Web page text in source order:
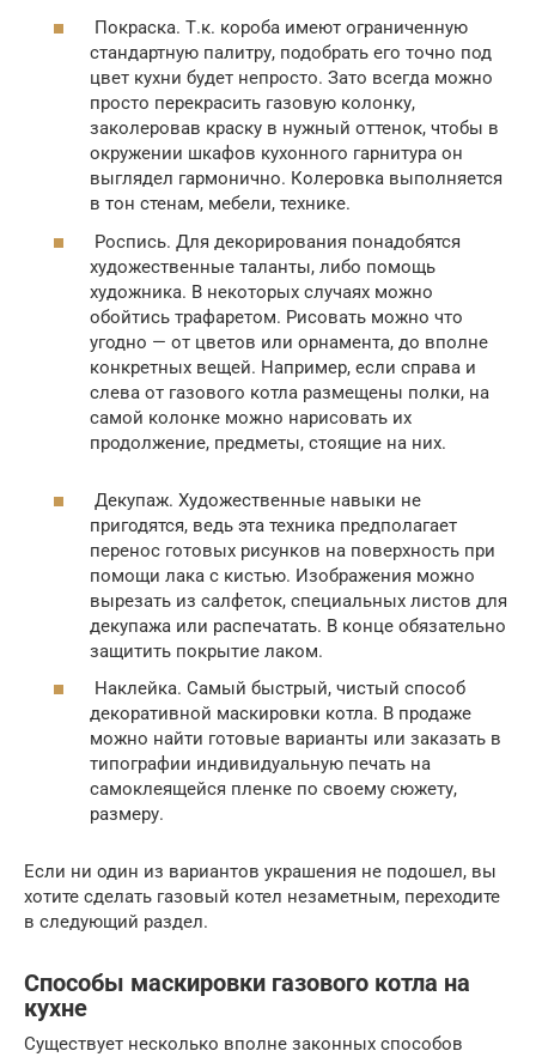
Покраска. Т.к. короба имеют ограниченную
стандартную палитру, подобрать его точно под
цвет кухни будет непросто. Зато всегда можно
просто перекрасить газовую колонку,
заколеровав краску в нужный оттенок, чтобы в
окружении шкафов кухонного гарнитура он
выглядел гармонично. Колеровка выполняется
в тон стенам, мебели, технике.
Роспись. Для декорирования понадобятся
художественные таланты, либо помощь
художника. В некоторых случаях можно
обойтись трафаретом. Рисовать можно что
угодно — от цветов или орнамента, до вполне
конкретных вещей. Например, если справа и
слева от газового котла размещены полки, на
самой колонке можно нарисовать их
продолжение, предметы, стоящие на них.
Декупаж. Художественные навыки не
пригодятся, ведь эта техника предполагает
перенос готовых рисунков на поверхность при
помощи лака с кистью. Изображения можно
вырезать из салфеток, специальных листов для
декупажа или распечатать. В конце обязательно
защитить покрытие лаком.
Наклейка. Самый быстрый, чистый способ
декоративной маскировки котла. В продаже
можно найти готовые варианты или заказать в
типографии индивидуальную печать на
самоклеящейся пленке по своему сюжету,
размеру.
Если ни один из вариантов украшения не подошел, вы
хотите сделать газовый котел незаметным, переходите
в следующий раздел.
Способы маскировки газового котла на
кухне
Существует несколько вполне законных способов